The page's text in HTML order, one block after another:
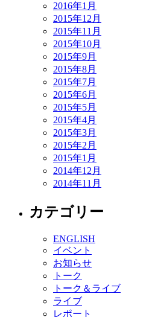
2016年1月
2015年12月
2015年11月
2015年10月
2015年9月
2015年8月
2015年7月
2015年6月
2015年5月
2015年4月
2015年3月
2015年2月
2015年1月
2014年12月
2014年11月
カテゴリー
ENGLISH
イベント
お知らせ
トーク
トーク＆ライブ
ライブ
レポート